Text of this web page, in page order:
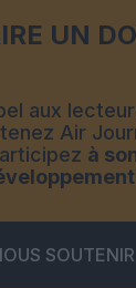
UN
aux
Air
à
SOUTENIR